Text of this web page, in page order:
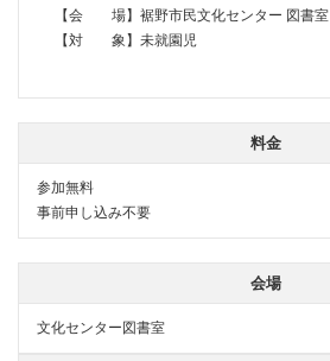
【会 場】裾野市民文化センター 図書室
【対 象】未就園児
料金
参加無料
事前申し込み不要
会場
文化センター図書室